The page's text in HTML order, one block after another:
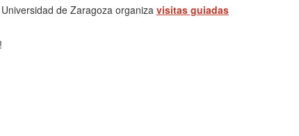
de Zaragoza organiza visitas guiadas